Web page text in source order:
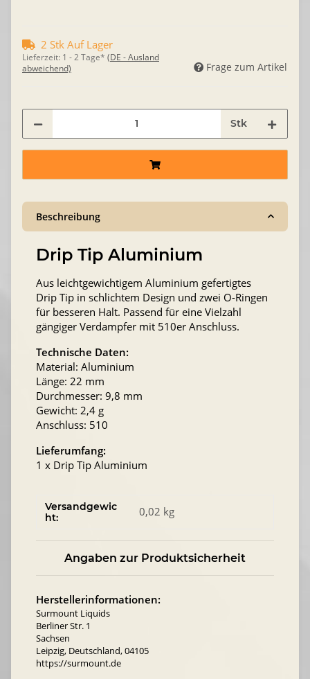
2 Stk Auf Lager
Lieferzeit: 1 - 2 Tage* (DE - Ausland
abweichend)
Frage zum Artikel
Stk
Beschreibung
Drip Tip Aluminium
Aus leichtgewichtigem Aluminium gefertigtes
Drip Tip in schlichtem Design und zwei O-Ringen
für besseren Halt. Passend für eine Vielzahl
gängiger Verdampfer mit 510er Anschluss.
Technische Daten:
Material: Aluminium
Länge: 22 mm
Durchmesser: 9,8 mm
Gewicht: 2,4 g
Anschluss: 510
Lieferumfang:
1 x Drip Tip Aluminium
Versandgewic
ht:
0,02 kg
Angaben zur Produktsicherheit
Herstellerinformationen:
Surmount Liquids
Berliner Str. 1
Sachsen
Leipzig, Deutschland, 04105
https://surmount.de